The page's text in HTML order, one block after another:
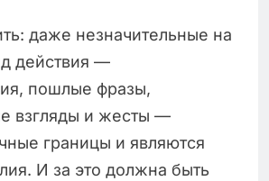
даже незначительные на
действия —
пошлые фразы,
взгляды и жесты —
границы и являются
И за это должна быть